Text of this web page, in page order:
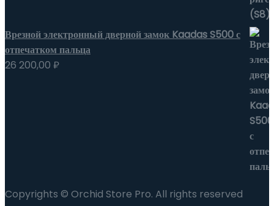
Врезной электронный дверной замок Kaadas S500 с
отпечатком пальца
26 200,00 ₽
Copyrights © Orchid Store Pro. All rights reserved